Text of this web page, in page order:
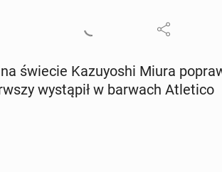
świecie Ka­zuy­oshi Miura
wy­stą­pił w barwach Atle­ti­co